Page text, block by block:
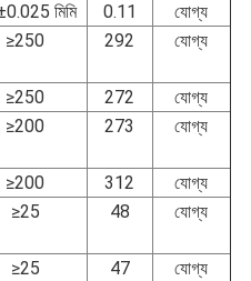
মিমি 0.11
যোগ্য
≥250 292 যোগ্য
≥250 272
যোগ্য
≥200 273 যোগ্য
≥200 312
যোগ্য
≥25 48 যোগ্য
≥25 47
যোগ্য